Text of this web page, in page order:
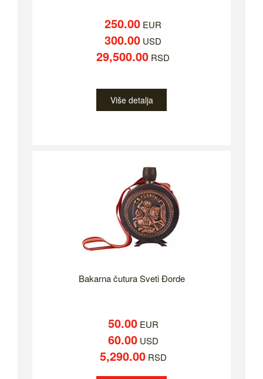
250.00 EUR
300.00 USD
29,500.00 RSD
Više detalja
Bakarna čutura Sveti Đorde
50.00EUR
60.00USD
5,290.00RSD